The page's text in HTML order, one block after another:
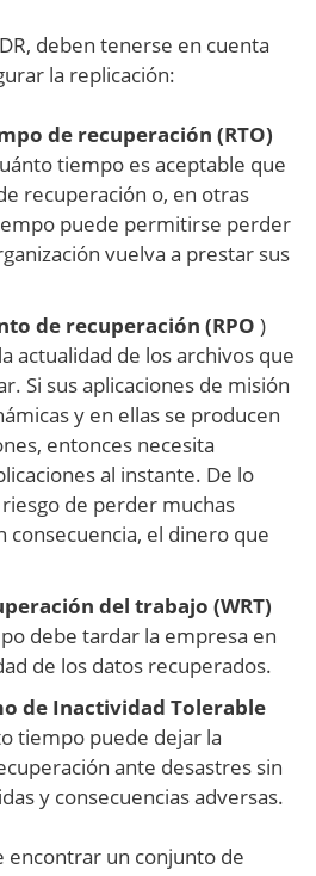
deben tenerse en cuenta
la replicación:
de recuperación (RTO)
tiempo es aceptable que
recuperación o, en otras
puede permitirse perder
vuelva a prestar sus
de recuperación (RPO )
actualidad de los archivos que
Si sus aplicaciones de misión
y en ellas se producen
entonces necesita
al instante. De lo
de perder muchas
consecuencia, el dinero que
del trabajo (WRT)
debe tardar la empresa en
de los datos recuperados.
de Inactividad Tolerable
tiempo puede dejar la
ante desastres sin
y consecuencias adversas.
encontrar un conjunto de